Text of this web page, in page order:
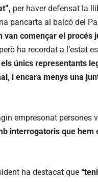
per haver defensat la
pancarta al balcó del
van començar el procés
ha recordat a l’estat
únics representants
i encara menys una
empresonat persones
interrogatoris que hem
ha destacat que